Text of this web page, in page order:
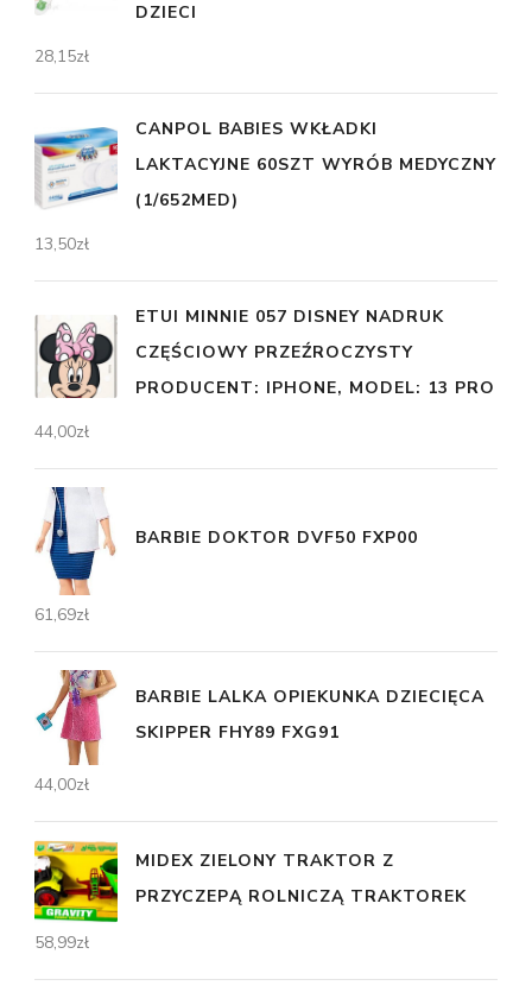
DZIECI
28,15zł
CANPOL BABIES WKŁADKI
LAKTACYJNE 60SZT WYRÓB MEDYCZNY
(1/652MED)
13,50zł
ETUI MINNIE 057 DISNEY NADRUK
CZĘŚCIOWY PRZEŹROCZYSTY
PRODUCENT: IPHONE, MODEL: 13 PRO
44,00zł
BARBIE DOKTOR DVF50 FXP00
61,69zł
BARBIE LALKA OPIEKUNKA DZIECIĘCA
SKIPPER FHY89 FXG91
44,00zł
MIDEX ZIELONY TRAKTOR Z
PRZYCZEPĄ ROLNICZĄ TRAKTOREK
58,99zł